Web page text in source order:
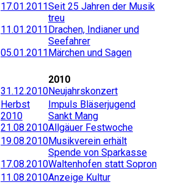
17.01.2011Seit 25 Jahren der Musik
treu
11.01.2011Drachen, Indianer und
Seefahrer
05.01.2011Märchen und Sagen
2010
31.12.2010Neujahrskonzert
Herbst
2010
Impuls Bläserjugend
Sankt Mang
21.08.2010Allgäuer Festwoche
19.08.2010Musikverein erhält
Spende von Sparkasse
17.08.2010Waltenhofen statt Sopron
11.08.2010Anzeige Kultur